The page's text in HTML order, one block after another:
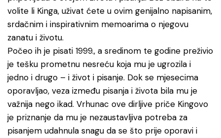
volite li Kinga, uživat ćete u ovim genijalno napisanim,
srdačnim i inspirativnim memoarima o njegovu
zanatu i životu.
Počeo ih je pisati 1999., a sredinom te godine preživio
je tešku prometnu nesreću koja mu je ugrozila i
jedno i drugo – i život i pisanje. Dok se mjesecima
oporavljao, veza između pisanja i života bila mu je
važnija nego ikad. Vrhunac ove dirljive priče Kingovo
je priznanje da mu je nezaustavljiva potreba za
pisanjem udahnula snagu da se što prije oporavi i